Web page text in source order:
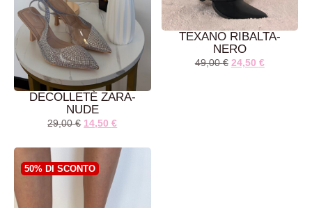
DECOLLETÈ ZARA-
NUDE
29,00€ 14,50€
CARRELLO
TEXANO RIBALTA-
NERO
49,00€ 24,50 €
50% DI SCONTO